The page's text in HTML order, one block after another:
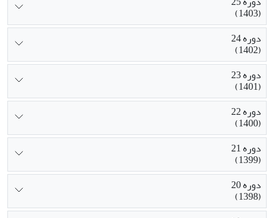
(1403)
دوره 24
(1402)
دوره 23
(1401)
دوره 22
(1400)
دوره 21
(1399)
دوره 20
(1398)